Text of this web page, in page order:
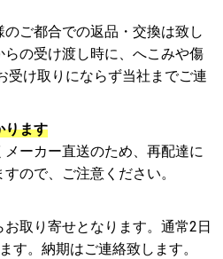
ご都合での返品・交換は致し
の受け渡し時に、へこみや傷
受け取りにならず当社までご連
ります
ーカー直送のため、再配達に
ので、ご注意ください。
取り寄せとなります。通常2日
す。納期はご連絡致します。